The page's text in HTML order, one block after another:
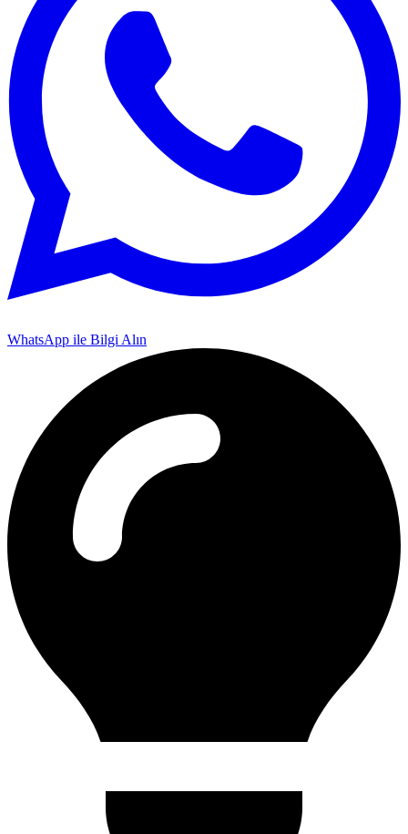
WhatsApp ile Bilgi Alın